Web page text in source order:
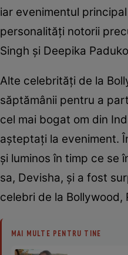
iar evenimentul
personalități notorii
Singh și Deepika
Alte celebrități de la
săptămânii pentru a
cel mai bogat om din
așteptați la eveniment.
și luminos în timp ce se
sa, Devisha, și a fost
celebri de la
MAI MULTE PENTRU TINE